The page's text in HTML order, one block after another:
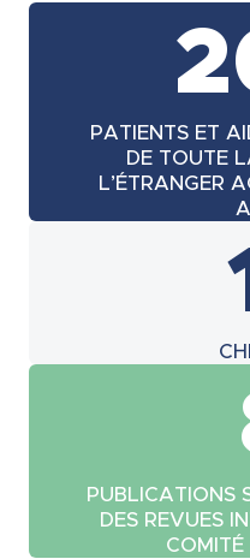
PATIENTS ET
DE TOUTE
L’ÉTRANGER
PUBLICATIONS
DES REVUES
COMITÉ